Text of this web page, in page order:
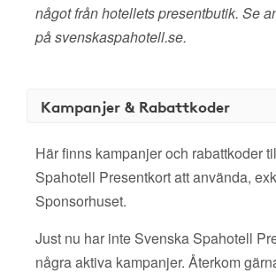
något från hotellets presentbutik. Se
på svenskaspahotell.se.
Kampanjer & Rabattkoder
Här finns kampanjer och rabattkoder
Spahotell Presentkort att använda,
Sponsorhuset.
Just nu har inte Svenska Spahotell
några aktiva kampanjer. Återkom